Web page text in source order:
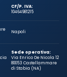
CF/P. IVA:
10464981215
Napoli
Sede operativa:
Via Enrico De Nicola 12
80053 Castellammare
di Stabia (NA)